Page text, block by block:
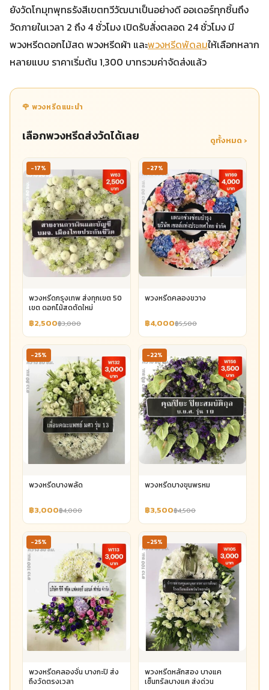
ยังวัดโกมุทพุทธรังสีเขตทวีวัฒนาเป็นอย่างดี ออเดอร์ทุกชิ้นถึง
วัดภายในเวลา 2 ถึง 4 ชั่วโมง เปิดรับสั่งตลอด 24 ชั่วโมง มี
พวงหรีดดอกไม้สด พวงหรีดผ้า และพวงหรีดพัดลมให้เลือกหลาก
หลายแบบ ราคาเริ่มต้น 1,300 บาทรวมค่าจัดส่งแล้ว
🌹 พวงหรีดแนะนำ
เลือกพวงหรีดส่งวัดได้เลย ดูทั้งหมด ›
-17%
พวงหรีดกรุงเทพ ส่งทุกเขต 50
เขต ดอกไม้สดตัดใหม่
฿2,500฿3,000
-27%
พวงหรีดคลองขวาง
฿4,000฿5,500
-25%
พวงหรีดบางพลัด
฿3,000฿4,000
-22%
พวงหรีดบางขุนพรหม
฿3,500฿4,500
-25%
พวงหรีดคลองจั่น บางกะปิ ส่ง
ถึงวัดตรงเวลา
-25%
พวงหรีดหลักสอง บางแค
เซ็นทรัลบางแค ส่งด่วน